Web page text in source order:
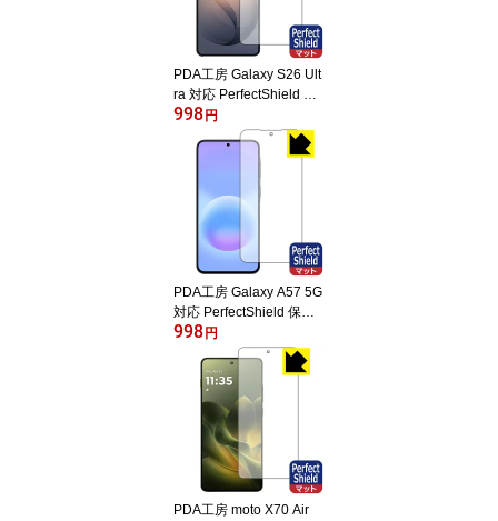
PDA工房 Galaxy S26 Ult
ra 対応 PerfectShield 保
護 フィルム [画面用] [指
紋認証対応] 反射低減 防
指紋 日本製 自社製造直
998 円
PDA工房 Galaxy A57 5G
対応 PerfectShield 保護
フィルム [画面用] [指紋認
証対応] 反射低減 防指紋
日本製 自社製造直販
998 円
PDA工房 moto X70 Air